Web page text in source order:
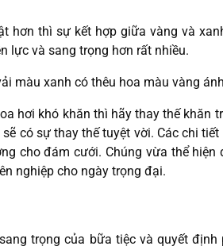
hơn thì sự kết hợp giữa vàng và
lực và sang trọng hơn rất nhiều.
màu xanh có thêu hoa màu vàng
hơi khó khăn thì hãy thay thế khăn
có sự thay thế tuyệt vời. Các chi
cho đám cưới. Chúng vừa thể
nghiệp cho ngày trọng đại.
trọng của bữa tiệc và quyết